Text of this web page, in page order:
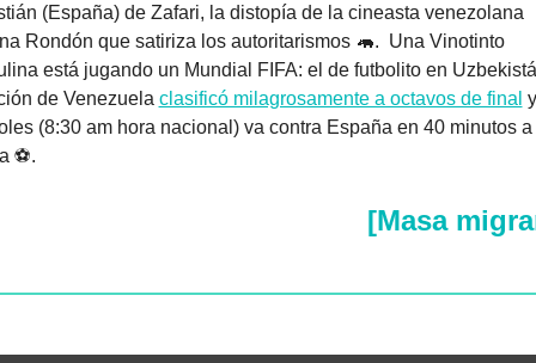
(España) de Zafari, la distopía de la cineasta venezolana
Rondón que satiriza los autoritarismos 🦛.  Una Vinotinto
está jugando un Mundial FIFA: el de futbolito en
de Venezuela clasificó milagrosamente a octavos de final
(8:30 am hora nacional) va contra España en 40 minutos a
⚽.
[Masa